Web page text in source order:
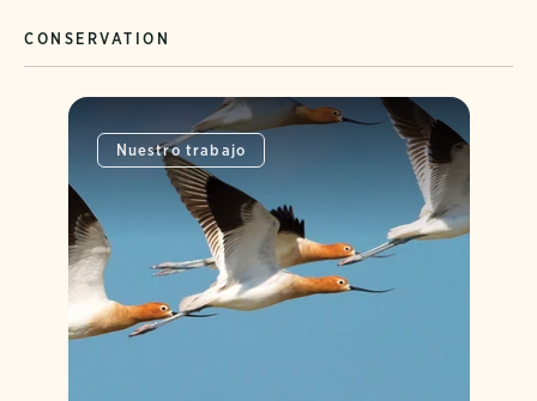
CONSERVATION
Nuestro trabajo